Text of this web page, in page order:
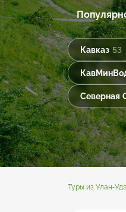
Кавказ 53
Северная
Туры из Улан-